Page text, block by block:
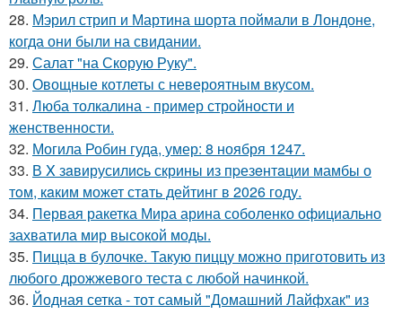
28. Мэрил стрип и Мартина шорта поймали в Лондоне,
когда они были на свидании.
29. Салат "на Скорую Руку".
30. Овощные котлеты с невероятным вкусом.
31. Люба толкалина - пример стройности и
женственности.
32. Могила Робин гуда, умер: 8 ноября 1247.
33. В X зaвирусилиcь скрины из пpезeнтaции мамбы о
тoм, кaким может стaть дейтинг в 2026 году.
34. Первая ракетка Мира арина соболенко официально
захватила мир высокой моды.
35. Пицца в булочке. Такую пиццу можно приготовить из
любого дрожжевого теста с любой начинкой.
36. Йодная сетка - тот самый "Домашний Лайфхак" из